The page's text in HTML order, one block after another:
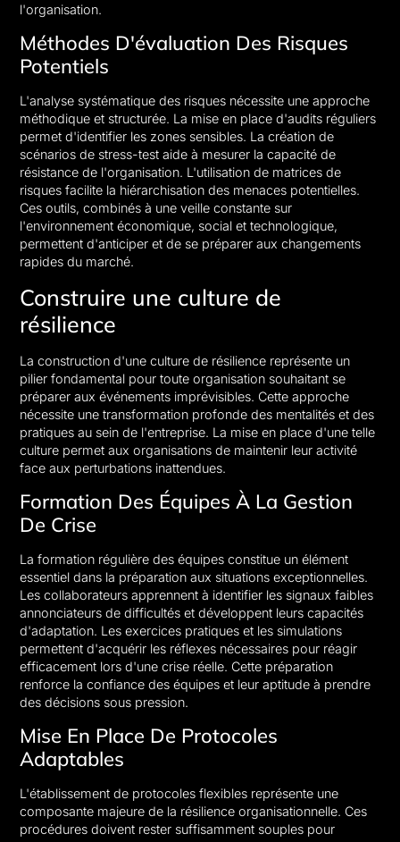
l'organisation.
Méthodes D'évaluation Des Risques
Potentiels
L'analyse systématique des risques nécessite une approche
méthodique et structurée. La mise en place d'audits réguliers
permet d'identifier les zones sensibles. La création de
scénarios de stress-test aide à mesurer la capacité de
résistance de l'organisation. L'utilisation de matrices de
risques facilite la hiérarchisation des menaces potentielles.
Ces outils, combinés à une veille constante sur
l'environnement économique, social et technologique,
permettent d'anticiper et de se préparer aux changements
rapides du marché.
Construire une culture de
résilience
La construction d'une culture de résilience représente un
pilier fondamental pour toute organisation souhaitant se
préparer aux événements imprévisibles. Cette approche
nécessite une transformation profonde des mentalités et des
pratiques au sein de l'entreprise. La mise en place d'une telle
culture permet aux organisations de maintenir leur activité
face aux perturbations inattendues.
Formation Des Équipes À La Gestion
De Crise
La formation régulière des équipes constitue un élément
essentiel dans la préparation aux situations exceptionnelles.
Les collaborateurs apprennent à identifier les signaux faibles
annonciateurs de difficultés et développent leurs capacités
d'adaptation. Les exercices pratiques et les simulations
permettent d'acquérir les réflexes nécessaires pour réagir
efficacement lors d'une crise réelle. Cette préparation
renforce la confiance des équipes et leur aptitude à prendre
des décisions sous pression.
Mise En Place De Protocoles
Adaptables
L'établissement de protocoles flexibles représente une
composante majeure de la résilience organisationnelle. Ces
procédures doivent rester suffisamment souples pour